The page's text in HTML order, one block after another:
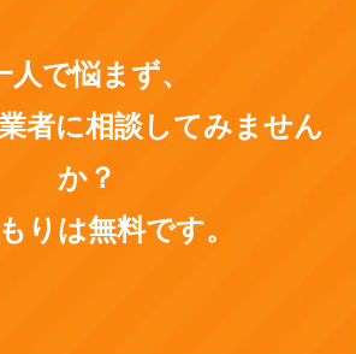
人で悩まず、
者に相談してみません
か？
りは無料です。